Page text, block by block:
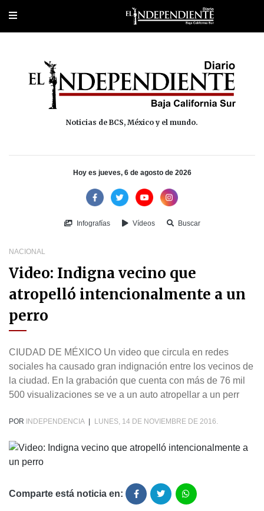
Portada Policiaca Deportes
Noticias de BCS, México y el mundo.
Hoy es jueves, 6 de agosto de 2026
Infografías Vídeos Buscar
NACIONAL
Video: Indigna vecino que
atropelló intencionalmente a un
perro
CIUDAD DE MÉXICO Un video que circula en redes
sociales ha causado gran indignación entre los vecinos de
la ciudad. En la grabación que cuenta con más de 76 mil
500 visualizaciones se ve a un auto atropellar a un perr
POR INDEPENDENCIA LUNES, 14 DE NOVIEMBRE DE 2016.
Comparte está noticia en: